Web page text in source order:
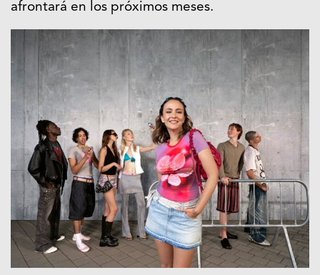
afrontará en los próximos meses.